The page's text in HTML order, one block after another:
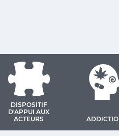
DISPOSITIF
D'APPUI AUX
ACTEURS